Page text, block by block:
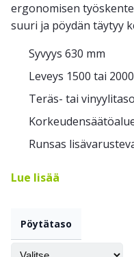
ergonomisen
suuri ja pöydän täytyy
Syvyys 630 mm
Leveys 1500 tai
Teräs- tai vinyylitaso
Runsas
Lue lisää
Pöytätaso